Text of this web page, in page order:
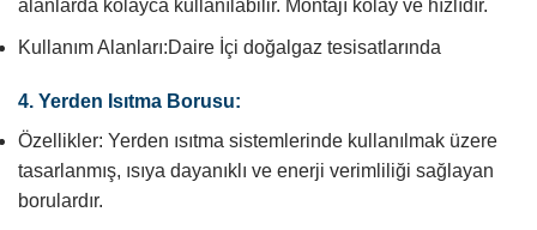
alanlarda kolayca kullanılabilir. Montajı kolay ve hızlıdır.
Kullanım Alanları:Daire İçi doğalgaz tesisatlarında
4. Yerden Isıtma Borusu:
Özellikler: Yerden ısıtma sistemlerinde kullanılmak üzere
tasarlanmış, ısıya dayanıklı ve enerji verimliliği sağlayan
borulardır.